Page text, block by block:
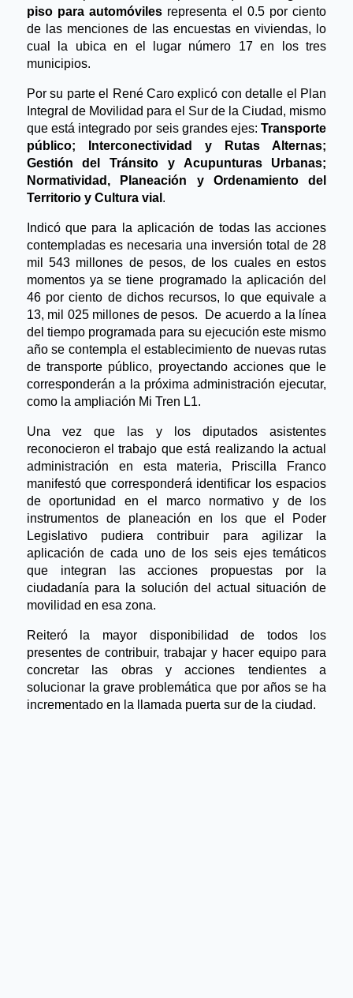
piso para automóviles representa el 0.5 por ciento
de las menciones de las encuestas en viviendas, lo
cual la ubica en el lugar número 17 en los tres
municipios.
Por su parte el René Caro explicó con detalle el Plan
Integral de Movilidad para el Sur de la Ciudad, mismo
que está integrado por seis grandes ejes:Transporte
público; Interconectividad y Rutas Alternas;
Gestión del Tránsito y Acupunturas Urbanas;
Normatividad, Planeación y Ordenamiento del
Territorio y Cultura vial .
Indicó que para la aplicación de todas las acciones
contempladas es necesaria una inversión total de 28
mil 543 millones de pesos, de los cuales en estos
momentos ya se tiene programado la aplicación del
46 por ciento de dichos recursos, lo que equivale a
13, mil 025 millones de pesos. De acuerdo a la línea
del tiempo programada para su ejecución este mismo
año se contempla el establecimiento de nuevas rutas
de transporte público, proyectando acciones que le
corresponderán a la próxima administración ejecutar,
como la ampliación Mi Tren L1.
Una vez que las y los diputados asistentes
reconocieron el trabajo que está realizando la actual
administración en esta materia, Priscilla Franco
manifestó que corresponderá identificar los espacios
de oportunidad en el marco normativo y de los
instrumentos de planeación en los que el Poder
Legislativo pudiera contribuir para agilizar la
aplicación de cada uno de los seis ejes temáticos
que integran las acciones propuestas por la
ciudadanía para la solución del actual situación de
movilidad en esa zona.
Reiteró la mayor disponibilidad de todos los
presentes de contribuir, trabajar y hacer equipo para
concretar las obras y acciones tendientes a
solucionar la grave problemática que por años se ha
incrementado en la llamada puerta sur de la ciudad.